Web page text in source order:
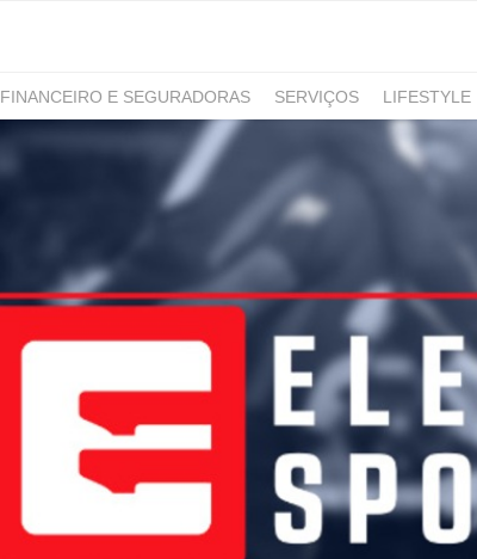
FINANCEIRO E SEGURADORAS SERVIÇOS LIFESTYLE
NOTÍCIAS